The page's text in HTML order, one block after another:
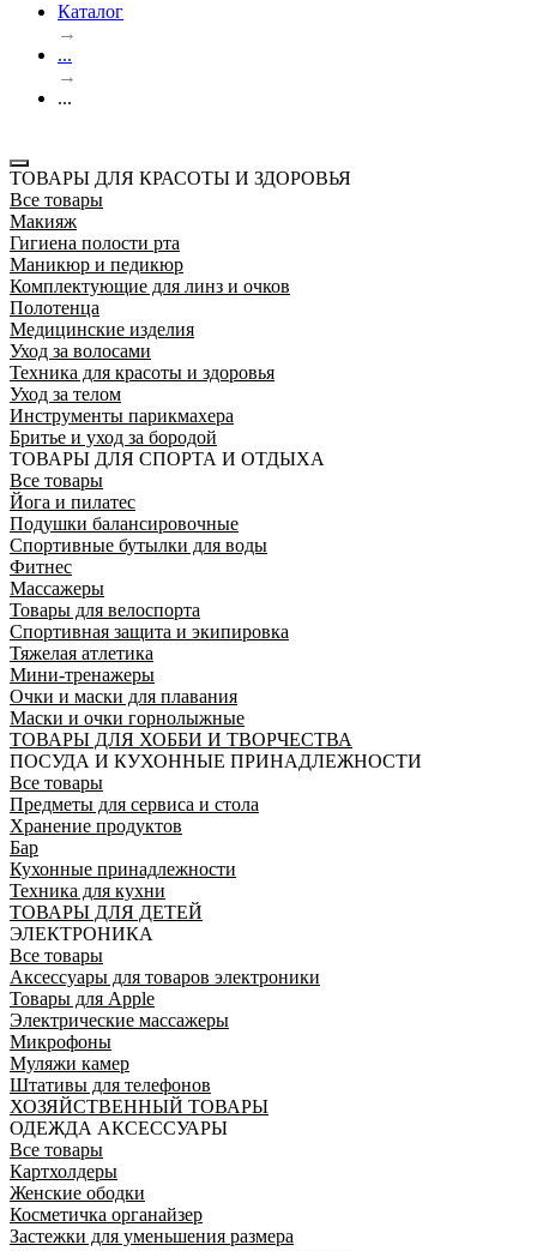
Каталог
→
...
→
...
ТОВАРЫ ДЛЯ КРАСОТЫ И ЗДОРОВЬЯ
Все товары
Макияж
Гигиена полости рта
Маникюр и педикюр
Комплектующие для линз и очков
Полотенца
Медицинские изделия
Уход за волосами
Техника для красоты и здоровья
Уход за телом
Инструменты парикмахера
Бритье и уход за бородой
ТОВАРЫ ДЛЯ СПОРТА И ОТДЫХА
Все товары
Йога и пилатес
Подушки балансировочные
Спортивные бутылки для воды
Фитнес
Массажеры
Товары для велоспорта
Спортивная защита и экипировка
Тяжелая атлетика
Мини-тренажеры
Очки и маски для плавания
Маски и очки горнолыжные
ТОВАРЫ ДЛЯ ХОББИ И ТВОРЧЕСТВА
ПОСУДА И КУХОННЫЕ ПРИНАДЛЕЖНОСТИ
Все товары
Предметы для сервиса и стола
Хранение продуктов
Бар
Кухонные принадлежности
Техника для кухни
ТОВАРЫ ДЛЯ ДЕТЕЙ
ЭЛЕКТРОНИКА
Все товары
Аксессуары для товаров электроники
Товары для Apple
Электрические массажеры
Микрофоны
Муляжи камер
Штативы для телефонов
ХОЗЯЙСТВЕННЫЙ ТОВАРЫ
ОДЕЖДА АКСЕССУАРЫ
Все товары
Картхолдеры
Женские ободки
Косметичка органайзер
Застежки для уменьшения размера